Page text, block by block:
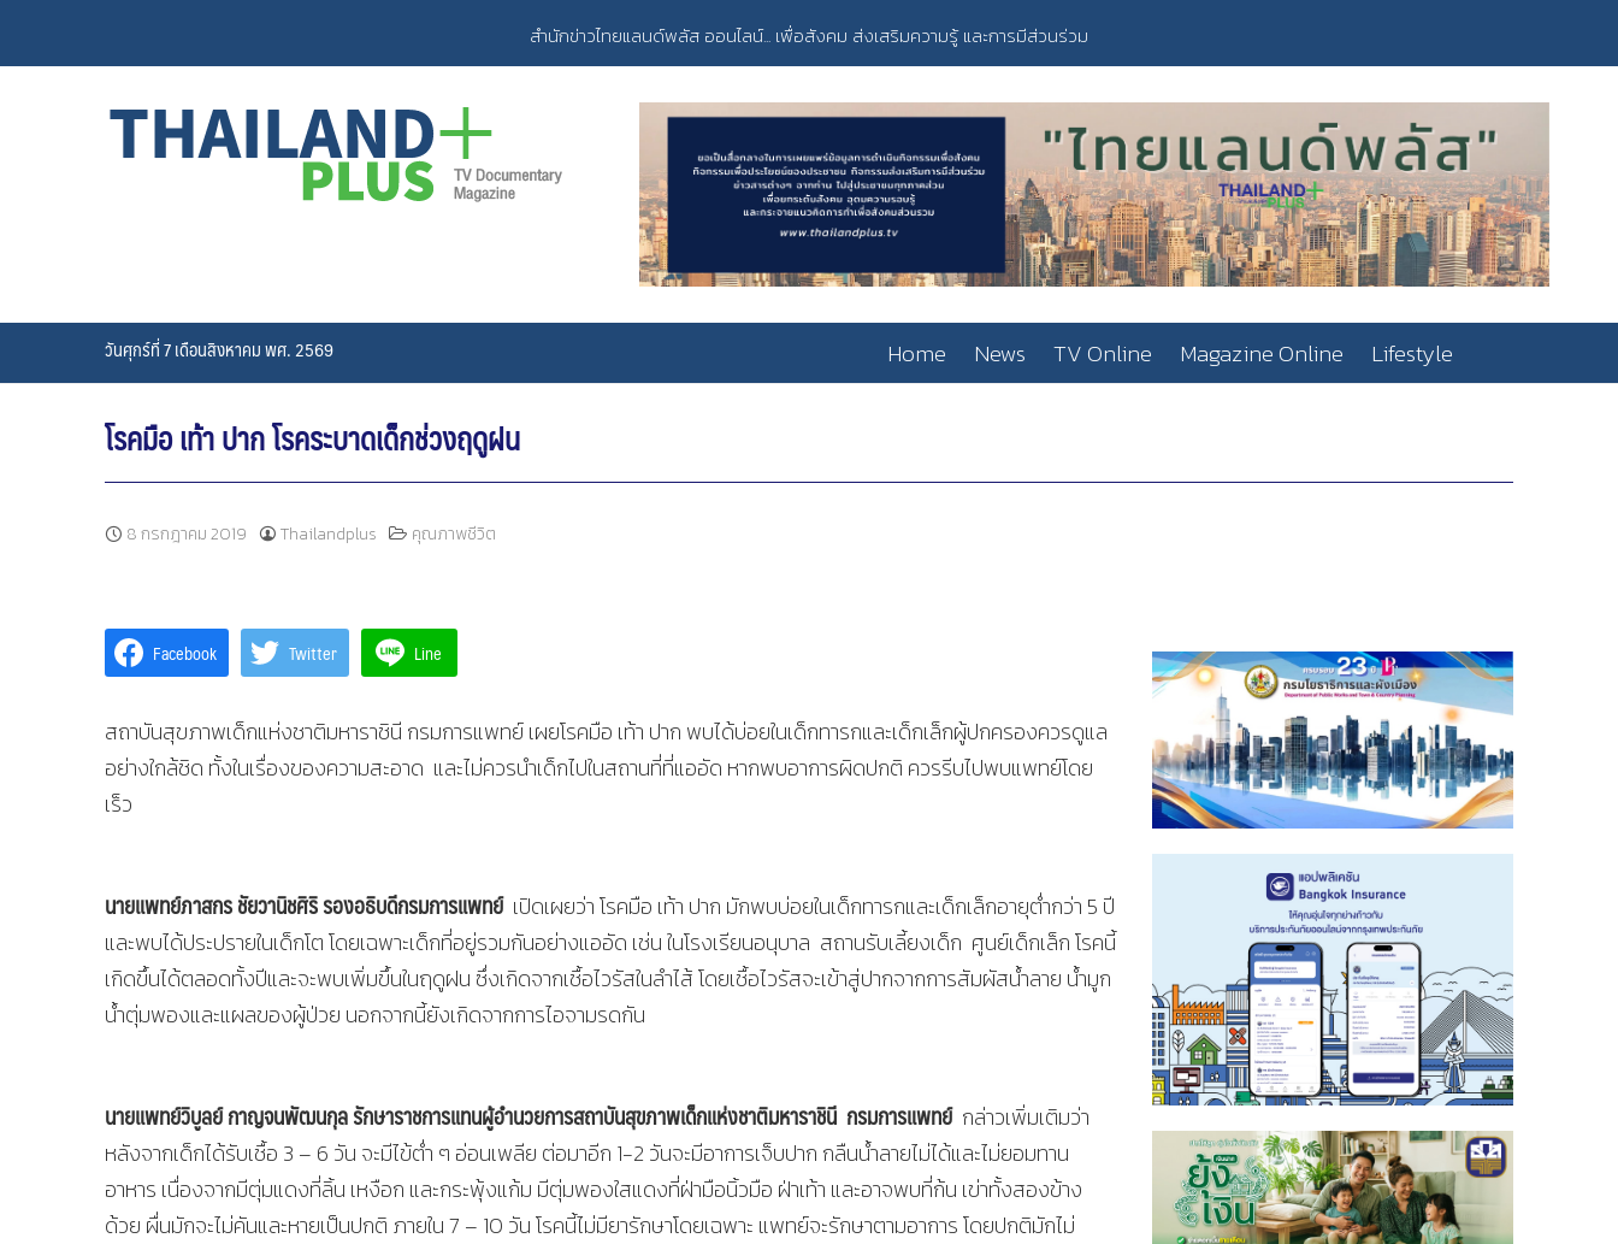
content
สำนักข่าวไทยแลนด์พลัส ออนไลน์... เพื่อสังคม ส่งเสริมความรู้ และการมีส่วนร่วม
วันศุกร์ที่ 7 เดือนสิงหาคม พศ. 2569 Home News TV Online Magazine Online Lifestyle
โรคมือ เท้า ปาก โรคระบาดเด็กช่วงฤดูฝน
8 กรกฎาคม 2019 Thailandplus คุณภาพชีวิต
Facebook Twitter Line
สถาบันสุขภาพเด็กแห่งชาติมหาราชินี กรมการแพทย์ เผยโรคมือ เท้า ปาก พบได้บ่อยในเด็กทารกและเด็กเล็กผู้ปกครองควรดูแล
อย่างใกล้ชิด ทั้งในเรื่องของความสะอาด และไม่ควรนำเด็กไปในสถานที่ที่แออัด หากพบอาการผิดปกติ ควรรีบไปพบแพทย์โดย
เร็ว
นายแพทย์ภาสกร ชัยวานิชศิริ รองอธิบดีกรมการแพทย์เปิดเผยว่า โรคมือ เท้า ปาก มักพบบ่อยในเด็กทารกและเด็กเล็กอายุต่ำกว่า 5 ปี
และพบได้ประปรายในเด็กโต โดยเฉพาะเด็กที่อยู่รวมกันอย่างแออัด เช่น ในโรงเรียนอนุบาล สถานรับเลี้ยงเด็ก ศูนย์เด็กเล็ก โรคนี้
เกิดขึ้นได้ตลอดทั้งปีและจะพบเพิ่มขึ้นในฤดูฝน ซึ่งเกิดจากเชื้อไวรัสในลำไส้ โดยเชื้อไวรัสจะเข้าสู่ปากจากการสัมผัสน้ำลาย น้ำมูก
น้ำตุ่มพองและแผลของผู้ป่วย นอกจากนี้ยังเกิดจากการไอจามรดกัน
นายแพทย์วิบูลย์ กาญจนพัฒนกุล รักษาราชการแทนผู้อำนวยการสถาบันสุขภาพเด็กแห่งชาติมหาราชินี กรมการแพทย์ กล่าวเพิ่มเติมว่า
หลังจากเด็กได้รับเชื้อ 3 – 6 วัน จะมีไข้ต่ำ ๆ อ่อนเพลีย ต่อมาอีก 1-2 วันจะมีอาการเจ็บปาก กลืนน้ำลายไม่ได้และไม่ยอมทาน
อาหาร เนื่องจากมีตุ่มแดงที่ลิ้น เหงือก และกระพุ้งแก้ม มีตุ่มพองใสแดงที่ฝ่ามือนิ้วมือ ฝ่าเท้า และอาจพบที่ก้น เข่าทั้งสองข้าง
ด้วย ผื่นมักจะไม่คันและหายเป็นปกติ ภายใน 7 – 10 วัน โรคนี้ไม่มียารักษาโดยเฉพาะ แพทย์จะรักษาตามอาการ โดยปกติมักไม่